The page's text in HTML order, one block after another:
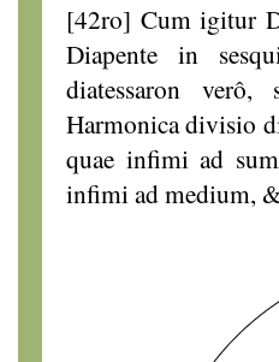
[42ro] Cum igitur
Diapente in
diatessaron verô,
Harmonica divisio
quae infimi ad
infimi ad medium,